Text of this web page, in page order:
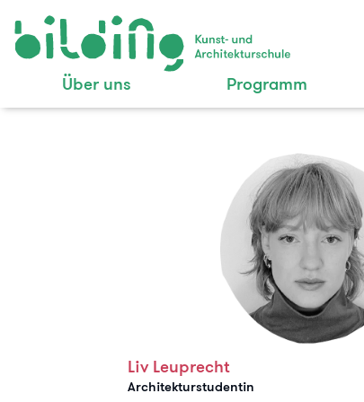
Über uns Programm
Liv Leuprecht
Architekturstudentin